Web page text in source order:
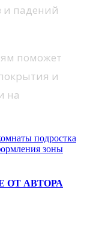
и падений
поможет
и
на
подростка
зоны
ОТ АВТОРА